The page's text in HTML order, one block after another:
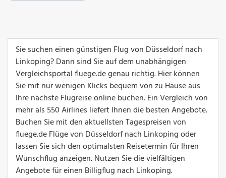
Sie suchen einen günstigen Flug von Düsseldorf nach
Linkoping? Dann sind Sie auf dem unabhängigen
Vergleichsportal fluege.de genau richtig. Hier können
Sie mit nur wenigen Klicks bequem von zu Hause aus
Ihre nächste Flugreise online buchen. Ein Vergleich von
mehr als 550 Airlines liefert Ihnen die besten Angebote.
Buchen Sie mit den aktuellsten Tagespreisen von
fluege.de Flüge von Düsseldorf nach Linkoping oder
lassen Sie sich den optimalsten Reisetermin für Ihren
Wunschflug anzeigen. Nutzen Sie die vielfältigen
Angebote für einen Billigflug nach Linkoping.